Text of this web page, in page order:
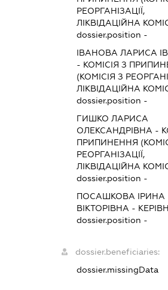
РЕОРГАНІЗАЦІЇ,
ЛІКВІДАЦІЙНА
dossier.position -
ІВАНОВА ЛАРИСА
- КОМІСІЯ З
(КОМІСІЯ З
ЛІКВІДАЦІЙНА
dossier.position -
ГИШКО ЛАРИСА
ОЛЕКСАНДРІВНА -
ПРИПИНЕННЯ
РЕОРГАНІЗАЦІЇ,
ЛІКВІДАЦІЙНА
dossier.position -
ПОСАШКОВА ІРИНА
ВІКТОРІВНА -
dossier.position -
dossier.beneficiaries:
dossier.missingData